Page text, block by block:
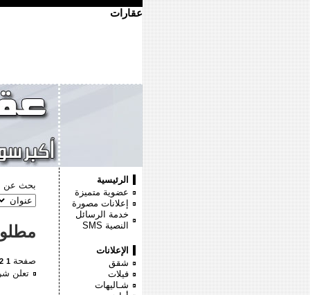
عقارات
بحث عن
صفحة 1
2
تعلن
الرئيسية
عضوية متميزة
إعلانات مصورة
خدمة الرسائل
النصية SMS
الإعلانات
شقق
فيلات
شـاليهات